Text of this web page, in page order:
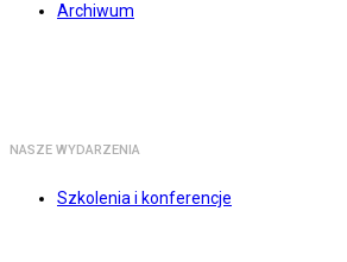
Archiwum
NASZE WYDARZENIA
Szkolenia i konferencje